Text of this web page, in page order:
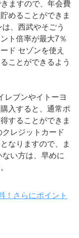
ますので、年会費
めることができま
、西武やそごう
ト倍率が最大7％
ド セゾンを使え
ことができるよう
レブンやイトーヨ
入すると、通常ポ
することができま
レジットカード
なりますので、ま
い方は、早めに
！さらにポイント